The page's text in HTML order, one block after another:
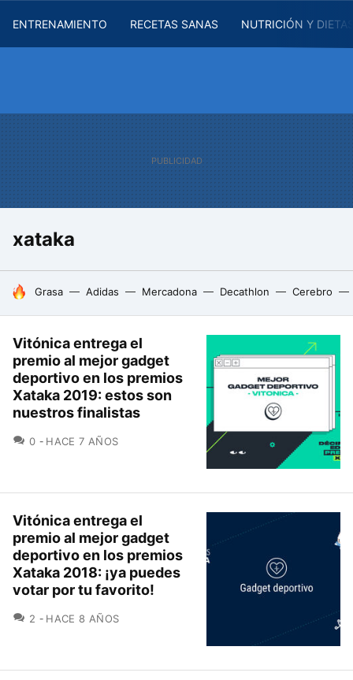
ENTRENAMIENTO RECETAS SANAS NUTRICIÓN Y
xataka
HOY SE HABLA DE
Grasa Adidas Mercadona Decathlon Cerebro
Vitónica entrega el
premio al mejor gadget
deportivo en los premios
Xataka 2019: estos son
nuestros finalistas
0 COMENTARIOS
HACE 7 AÑOS
Vitónica entrega el
premio al mejor gadget
deportivo en los premios
Xataka 2018: ¡ya puedes
votar por tu favorito!
2 COMENTARIOS
HACE 8 AÑOS